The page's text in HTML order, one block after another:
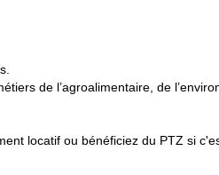
de l’agroalimentaire, de
locatif ou bénéficiez du PTZ si